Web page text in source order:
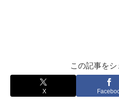
この記事をシ
X